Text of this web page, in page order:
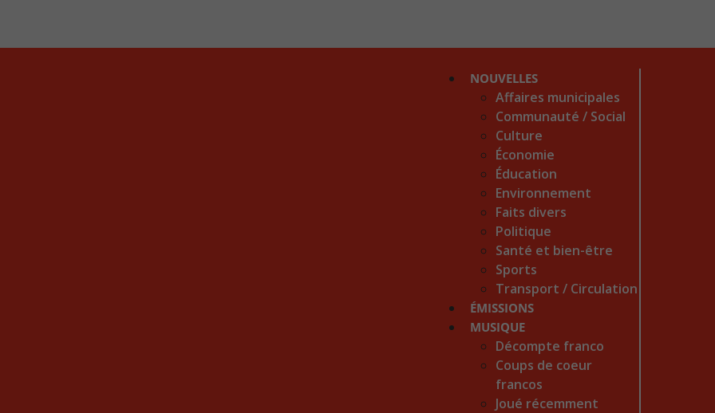
NOUVELLES
Affaires municipales
Communauté / Social
Culture
Économie
Éducation
Environnement
Faits divers
Politique
Santé et bien-être
Sports
Transport / Circulation
ÉMISSIONS
MUSIQUE
Décompte franco
Coups de coeur
francos
Joué récemment